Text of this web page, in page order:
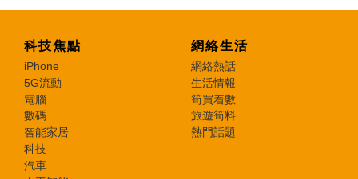
科技焦點
iPhone
5G流動
電腦
數碼
智能家居
科技
汽車
網絡生活
網絡熱話
生活情報
筍買着數
旅遊筍料
熱門話題